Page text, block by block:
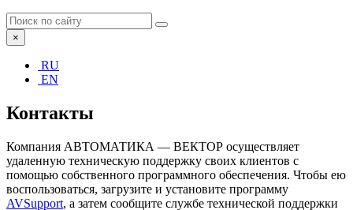
×
RU
EN
Контакты
Компания АВТОМАТИКА — ВЕКТОР осуществляет
удаленную техническую поддержку своих клиентов с
помощью собственного программного обеспечения. Чтобы ею
воспользоваться, загрузите и установите программу
AVSupport, а затем сообщите службе технической поддержки